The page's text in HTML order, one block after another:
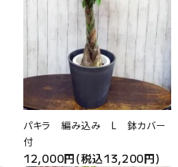
パキラ 編み込み L 鉢カバー
付
12,000円(税込13,200円)